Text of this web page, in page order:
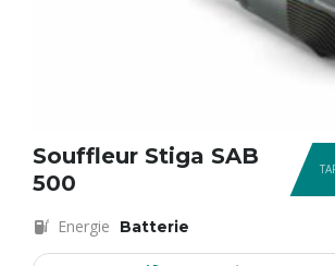
Souffleur Stiga SAB
500
Energie Batterie